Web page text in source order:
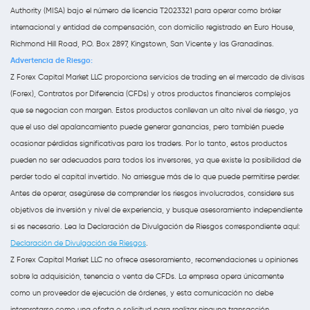
Authority (MISA) bajo el número de licencia T2023321 para operar como bróker
internacional y entidad de compensación, con domicilio registrado en Euro House,
Richmond Hill Road, P.O. Box 2897, Kingstown, San Vicente y las Granadinas.
Advertencia de Riesgo:
Z Forex Capital Market LLC proporciona servicios de trading en el mercado de divisas
(Forex), Contratos por Diferencia (CFDs) y otros productos financieros complejos
que se negocian con margen. Estos productos conllevan un alto nivel de riesgo, ya
que el uso del apalancamiento puede generar ganancias, pero también puede
ocasionar pérdidas significativas para los traders. Por lo tanto, estos productos
pueden no ser adecuados para todos los inversores, ya que existe la posibilidad de
perder todo el capital invertido. No arriesgue más de lo que puede permitirse perder.
Antes de operar, asegúrese de comprender los riesgos involucrados, considere sus
objetivos de inversión y nivel de experiencia, y busque asesoramiento independiente
si es necesario. Lea la Declaración de Divulgación de Riesgos correspondiente aquí:
Declaración de Divulgación de Riesgos.
Z Forex Capital Market LLC no ofrece asesoramiento, recomendaciones u opiniones
sobre la adquisición, tenencia o venta de CFDs. La empresa opera únicamente
como un proveedor de ejecución de órdenes, y esta comunicación no debe